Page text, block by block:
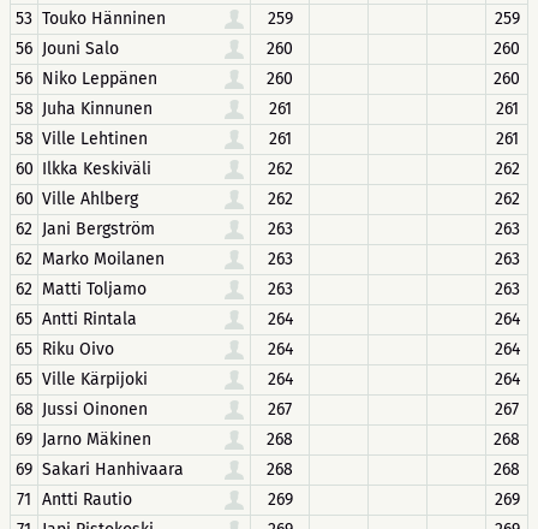
53 Touko Hänninen 259
259
56 Jouni Salo 260
260
56 Niko Leppänen 260
260
58 Juha Kinnunen 261
261
58 Ville Lehtinen 261
261
60 Ilkka Keskiväli 262
262
60 Ville Ahlberg 262
262
62 Jani Bergström 263
263
62 Marko Moilanen 263
263
62 Matti Toljamo 263
263
65 Antti Rintala 264
264
65 Riku Oivo 264
264
65 Ville Kärpijoki 264
264
68 Jussi Oinonen 267
267
69 Jarno Mäkinen 268
268
69 Sakari Hanhivaara 268
268
71 Antti Rautio 269
269